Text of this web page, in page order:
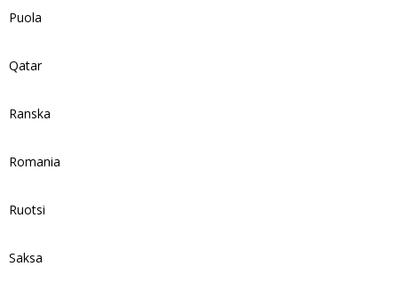
Puola
Qatar
Ranska
Romania
Ruotsi
Saksa